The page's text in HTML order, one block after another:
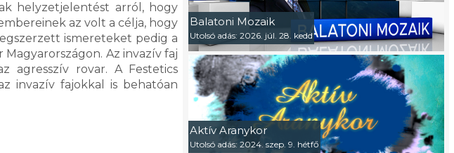
helyzetjelentést arról, hogy
az volt a célja, hogy
ismereteket pedig a
Az invazív faj
agresszív rovar. A Festetics
invazív fajokkal is behatóan
Balatoni Mozaik
Utolsó adás: 2026. júl. 28. kedd
Aktív Aranykor
Utolsó adás: 2024. szep. 9. hétfő